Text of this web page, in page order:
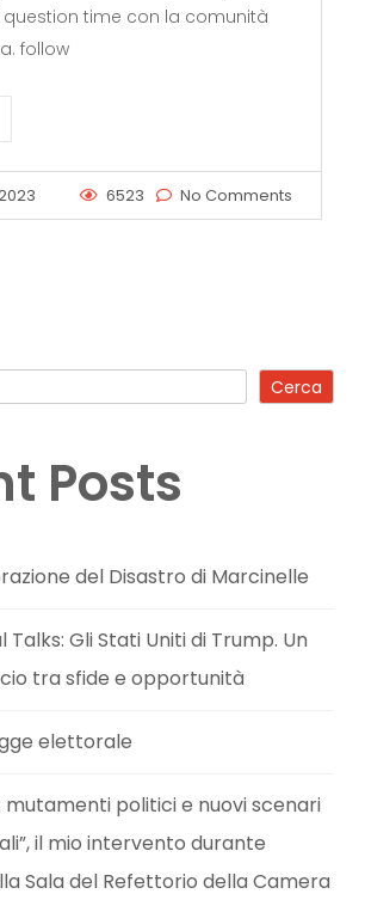
question time con la comunità
follow
6523 No Comments
Cerca
Posts
del Disastro di Marcinelle
Gli Stati Uniti di Trump. Un
tra sfide e opportunità
elettorale
mutamenti politici e nuovi scenari
il mio intervento durante
Sala del Refettorio della Camera